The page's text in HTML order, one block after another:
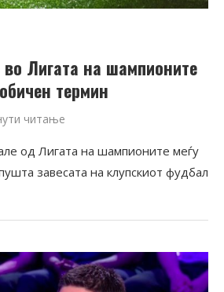
Лигата на шампионите
термин
читање
од Лигата на шампионите меѓу
завесата на клупскиот фудбал